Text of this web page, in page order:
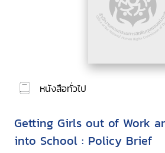
หนังสือทั่วไป
Getting Girls out of Work
into School : Policy Brief